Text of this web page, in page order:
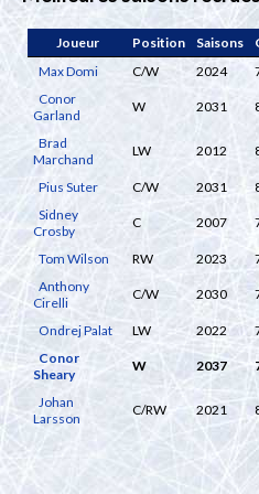
Joueur Position Saisons
Max Domi
C/W 2024
Conor
Garland
W 2031
Brad
Marchand
LW 2012
Pius Suter C/W 2031
Sidney
Crosby
C 2007
Tom Wilson RW 2023
Anthony
Cirelli
C/W 2030
Ondrej Palat LW 2022
Conor
Sheary
W 2037
Johan
Larsson
C/RW 2021